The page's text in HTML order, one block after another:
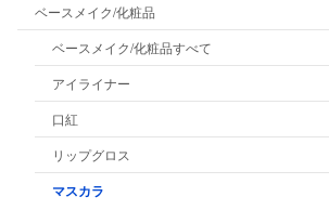
ベースメイク/化粧品
ベースメイク/化粧品すべて
アイライナー
口紅
リップグロス
マスカラ